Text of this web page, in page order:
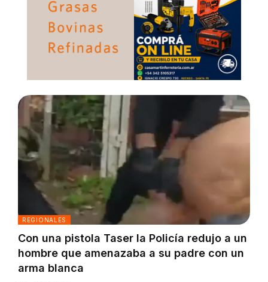
REGIONALES
Con una pistola Taser la Policía redujo a un
hombre que amenazaba a su padre con un
arma blanca